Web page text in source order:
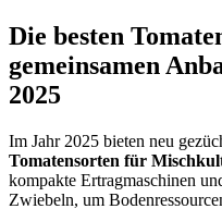
Die besten
gemeinsamen
2025
Im Jahr 2025 bieten neu
Tomatensorten für
kompakte Ertragmaschinen
Zwiebeln, um